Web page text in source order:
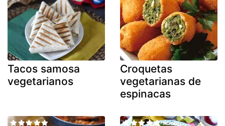
Tacos samosa
vegetarianos
Croquetas
vegetarianas de
espinacas